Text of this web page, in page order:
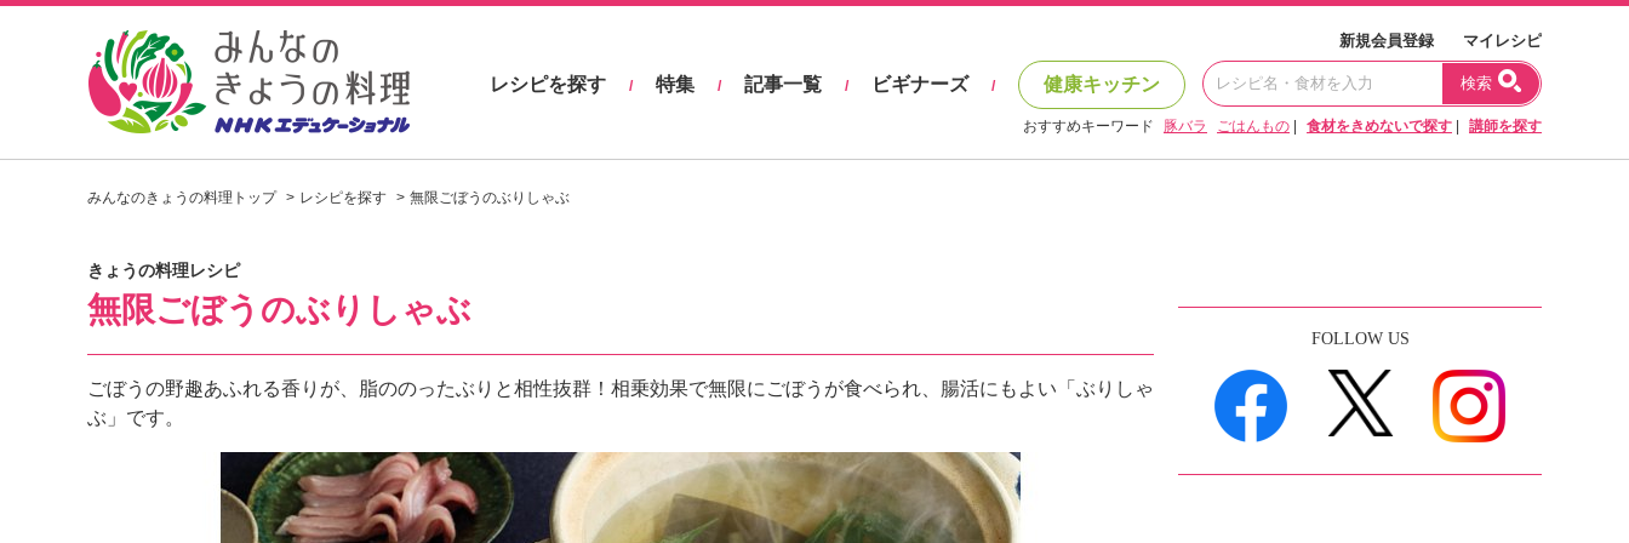
し
ピ
を
見
け
う
。
N
H
新規会員登録 マイレシピ
レシピを探す / 特集 / 記事一覧 / ビギナーズ / 健康キッチン 検索
おすすめキーワード 豚バラ ごはんもの 食材をきめないで探す 講師を探す
みんなのきょうの料理トップ レシピを探す 無限ごぼうのぶりしゃぶ
きょうの料理レシピ
無限ごぼうのぶりしゃぶ
ごぼうの野趣あふれる香りが、脂ののったぶりと相性抜群！相乗効果で無限にごぼうが食べられ、腸活にもよい「ぶりしゃ
ぶ」です。
FOLLOW US